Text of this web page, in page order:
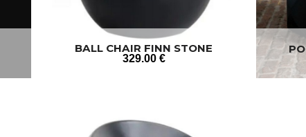
BALL CHAIR FINN STONE
329.00 €